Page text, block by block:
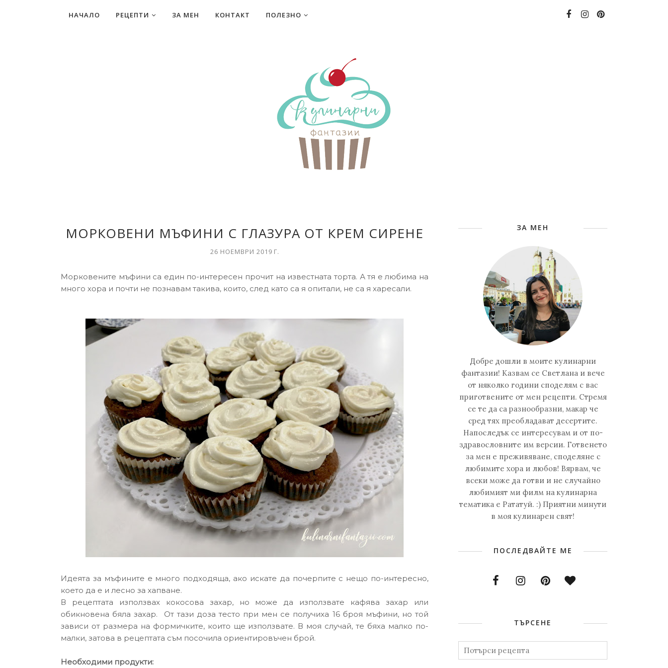
НАЧАЛО РЕЦЕПТИ ЗА МЕН КОНТАКТ ПОЛЕЗНО
МОРКОВЕНИ МЪФИНИ С ГЛАЗУРА ОТ КРЕМ СИРЕНЕ
26 НОЕМВРИ 2019 Г.
Морковените мъфини са един по-интересен прочит на известната торта. А тя е любима на
много хора и почти не познавам такива, които, след като са я опитали, не са я харесали.
Идеята за мъфините е много подходяща, ако искате да почерпите с нещо по-интересно,
което да е и лесно за хапване.
В рецептата използвах кокосова захар, но може да използвате кафява захар или
обикновена бяла захар.
От тази доза тесто при мен се получиха 16 броя мъфини, но той
зависи от размера на формичките, които ще използвате. В моя случай, те бяха малко по-
малки, затова в рецептата съм посочила ориентировъчен брой.
Необходими продукти:
ЗА МЕН
Добре дошли в моите кулинарни
фантазии! Казвам се Светлана и вече
от няколко години споделям с вас
приготвените от мен рецепти. Стремя
се те да са разнообразни, макар че
сред тях преобладават десертите.
Напоследък се интересувам и от по-
здравословните им версии. Готвенето
за мен е преживяване, споделяне с
любимите хора и любов! Вярвам, че
всеки може да готви и не случайно
любимият ми филм на кулинарна
тематика е Рататуй. :) Приятни минути
в моя кулинарен свят!
ПОСЛЕДВАЙТЕ МЕ
ТЪРСЕНЕ